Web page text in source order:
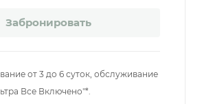
Забронировать
от 3 до 6 суток, обслуживание
Все Включено"*.